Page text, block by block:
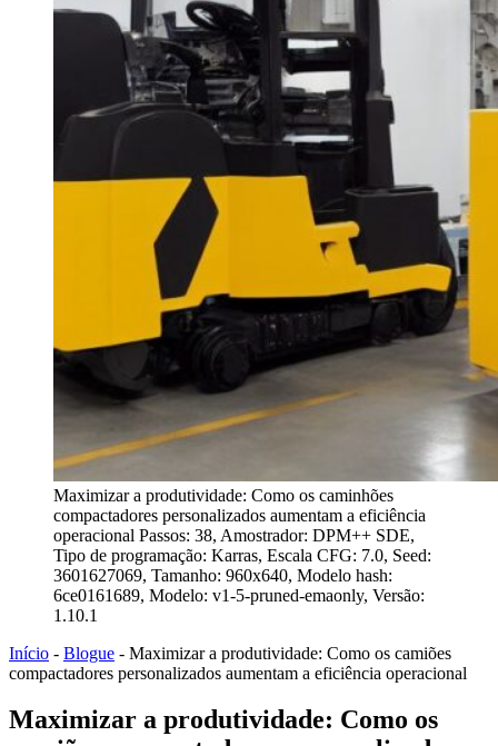
Maximizar a produtividade: Como os caminhões
compactadores personalizados aumentam a eficiência
operacional Passos: 38, Amostrador: DPM++ SDE,
Tipo de programação: Karras, Escala CFG: 7.0, Seed:
3601627069, Tamanho: 960x640, Modelo hash:
6ce0161689, Modelo: v1-5-pruned-emaonly, Versão:
1.10.1
Início - Blogue - Maximizar a produtividade: Como os camiões
compactadores personalizados aumentam a eficiência operacional
Maximizar a produtividade: Como os